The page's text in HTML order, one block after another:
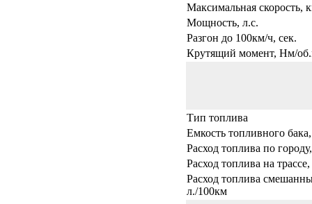
Максимальная скорость,
Мощность, л.с.
Разгон до 100км/ч, сек.
Крутящий момент, Нм/
Тип топлива
Емкость топливного
Расход топлива по
Расход топлива на
Расход топлива
л./100км